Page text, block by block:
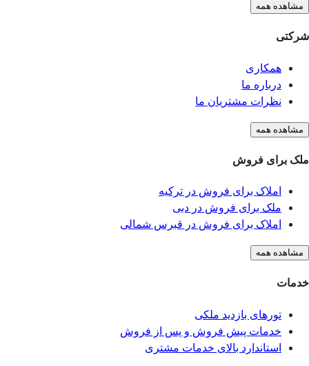
مشاهده همه
شرکتی
همکاری
درباره ما
نظرات مشتریان ما
مشاهده همه
ملک برای فروش
املاک برای فروش در ترکیه
ملک برای فروش در دبی
املاک برای فروش در قبرس شمالی
مشاهده همه
خدمات
تورهای بازدید ملکی
خدمات پیش فروش و پس از فروش
استاندارد بالای خدمات مشتری